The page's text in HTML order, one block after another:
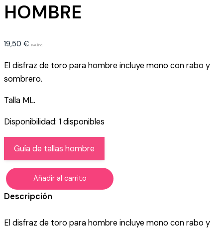
HOMBRE
19,50 € IVA inc.
El disfraz de toro para hombre incluye mono con rabo y
sombrero.
Talla ML.
Disponibilidad: 1 disponibles
Guía de tallas hombre
DISFRAZ
DE
cantidad
Añadir al carrito
Descripción
El disfraz de toro para hombre incluye mono con rabo y